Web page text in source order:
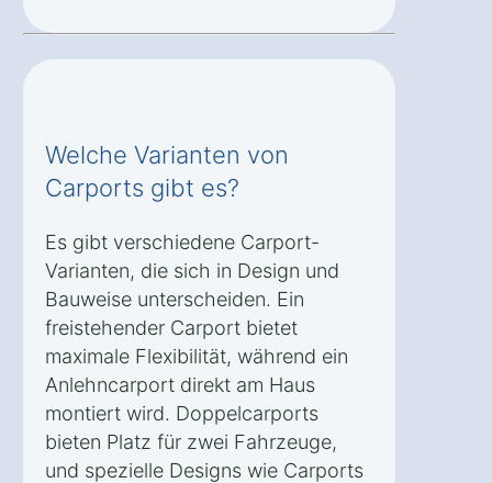
Welche Varianten von
Carports gibt es?
Es gibt verschiedene Carport-
Varianten, die sich in Design und
Bauweise unterscheiden. Ein
freistehender Carport bietet
maximale Flexibilität, während ein
Anlehncarport direkt am Haus
montiert wird. Doppelcarports
bieten Platz für zwei Fahrzeuge,
und spezielle Designs wie Carports